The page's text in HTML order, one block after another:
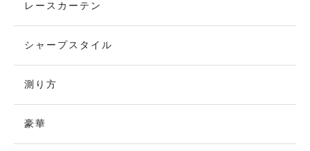
レースカーテン
シャープスタイル
測り方
豪華